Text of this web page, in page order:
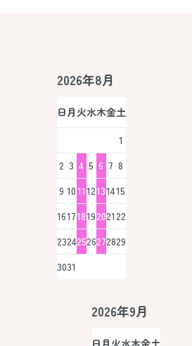
2026年8月
日月 火水木金土
1
2 3 4 5 6 7 8
9 101112131415
16171819202122
23242526272829
3031
2026年9月
日月 火水木金土